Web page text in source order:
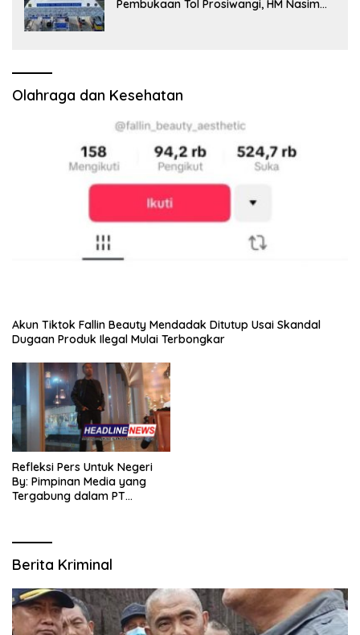
Pembukaan Tol Prosiwangi, HM Nasim
Olahraga dan Kesehatan
Akun Tiktok Fallin Beauty Mendadak Ditutup Usai Skandal
Dugaan Produk Ilegal Mulai Terbongkar
Refleksi Pers Untuk Negeri
By: Pimpinan Media yang
Tergabung dalam PT
Berita Kriminal